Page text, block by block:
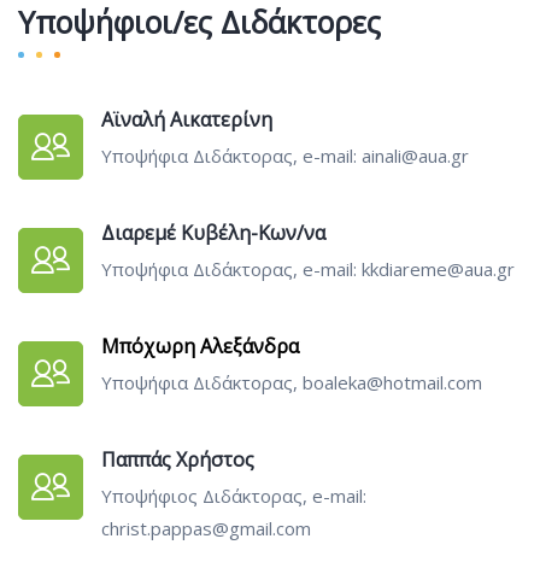
Υποψήφιοι/ες Διδάκτορες
Αϊναλή Αικατερίνη
Υποψήφια Διδάκτορας, e-mail: ainali@aua.gr
Διαρεμέ Κυβέλη-Κων/να
Υποψήφια Διδάκτορας, e-mail: kkdiareme@aua.gr
Μπόχωρη Αλεξάνδρα
Υποψήφια Διδάκτορας, boaleka@hotmail.com
Παππάς Χρήστος
Υποψήφιος Διδάκτορας, e-mail:
christ.pappas@gmail.com